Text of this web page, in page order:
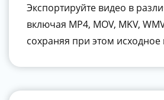
Экспортируйте видео в
включая MP4, MOV, MKV,
сохраняя при этом исходное